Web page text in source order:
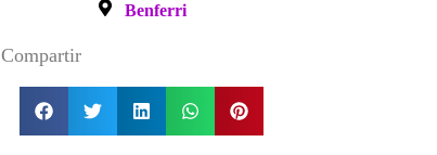
Benferri
Compartir